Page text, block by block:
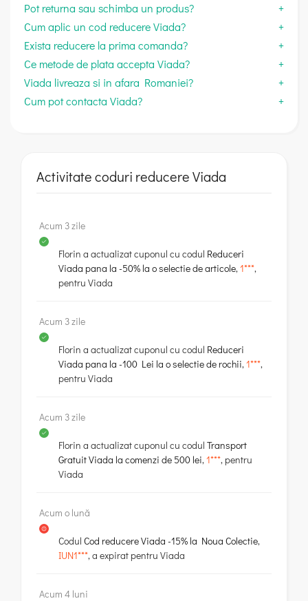
Pot returna sau schimba un produs?
Cum aplic un cod reducere Viada?
Exista reducere la prima comanda?
Ce metode de plata accepta Viada?
Viada livreaza si in afara Romaniei?
Cum pot contacta Viada?
Activitate coduri reducere Viada
Acum 3 zile
Florin a actualizat cuponul cu codul Reduceri
Viada pana la -50% la o selectie de articole,1***,
pentru Viada
Acum 3 zile
Florin a actualizat cuponul cu codul Reduceri
Viada pana la -100 Lei la o selectie de rochii,1***,
pentru Viada
Acum 3 zile
Florin a actualizat cuponul cu codul Transport
Gratuit Viada la comenzi de 500 lei,1***, pentru
Viada
Acum o lună
Codul Cod reducere Viada -15% la Noua Colectie,
IUN1***, a expirat pentru Viada
Acum 4 luni